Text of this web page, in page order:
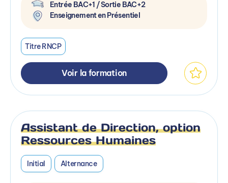
Entrée BAC+1 / Sortie BAC+2
Enseignement en Présentiel
Titre RNCP
Voir la formation
Assistant de Direction, option
Ressources Humaines
Initial Alternance